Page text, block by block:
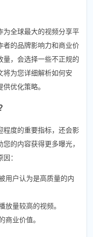
为全球最大的视频分享平
者的品牌影响力和商业价
，会选择一些不正规的
将为您详细解析如何安
优化策略。
程度的重要指标，还会影
的内容获得更多曝光，
：
用户认为是高质量的内
放量较高的视频。
商业价值。